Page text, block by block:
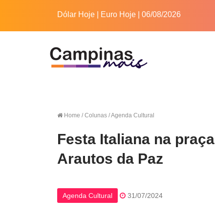
Dólar Hoje Euro Hoje | 06/08/2026
Home / Colunas / Agenda Cultural
Festa Italiana na praça
Arautos da Paz
Agenda Cultural 31/07/2024